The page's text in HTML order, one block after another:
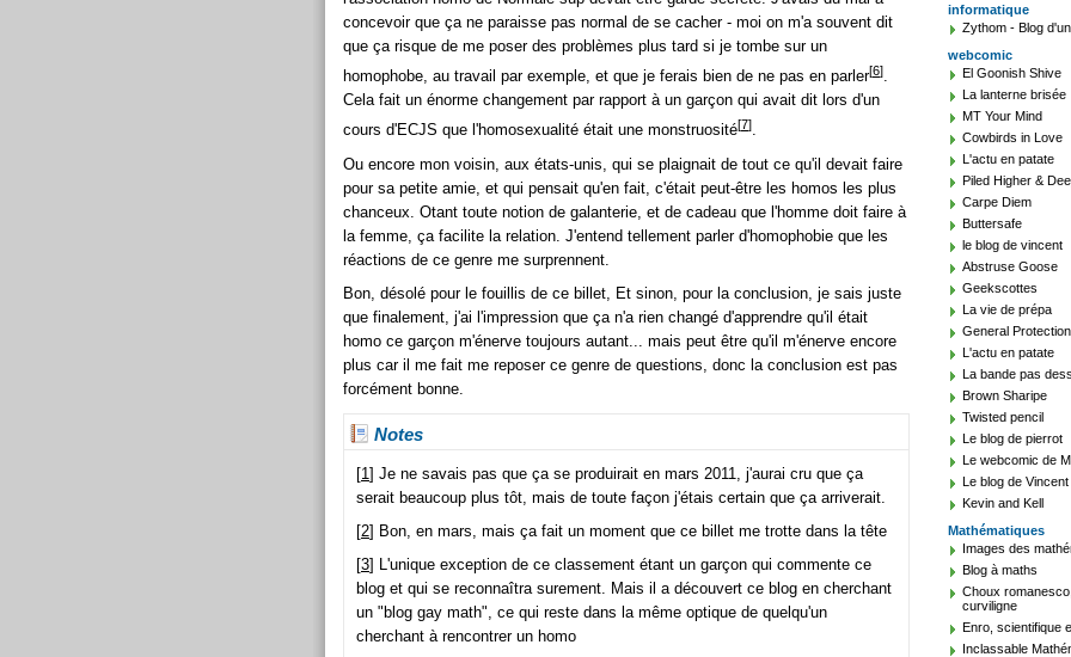
concevoir que ça ne paraisse pas normal de se cacher - moi on m'a souvent dit
que ça risque de me poser des problèmes plus tard si je tombe sur un
homophobe, au travail par exemple, et que je ferais bien de ne pas en parler[6].
Cela fait un énorme changement par rapport à un garçon qui avait dit lors d'un
cours d'ECJS que l'homosexualité était une monstruosité[7].
Ou encore mon voisin, aux états-unis, qui se plaignait de tout ce qu'il devait faire
pour sa petite amie, et qui pensait qu'en fait, c'était peut-être les homos les plus
chanceux. Otant toute notion de galanterie, et de cadeau que l'homme doit faire à
la femme, ça facilite la relation. J'entend tellement parler d'homophobie que les
réactions de ce genre me surprennent.
Bon, désolé pour le fouillis de ce billet, Et sinon, pour la conclusion, je sais juste
que finalement, j'ai l'impression que ça n'a rien changé d'apprendre qu'il était
homo ce garçon m'énerve toujours autant... mais peut être qu'il m'énerve encore
plus car il me fait me reposer ce genre de questions, donc la conclusion est pas
forcément bonne.
Notes
[1 ] Je ne savais pas que ça se produirait en mars 2011, j'aurai cru que ça
serait beaucoup plus tôt, mais de toute façon j'étais certain que ça arriverait.
[2] Bon, en mars, mais ça fait un moment que ce billet me trotte dans la tête
[3] L'unique exception de ce classement étant un garçon qui commente ce
blog et qui se reconnaîtra surement. Mais il a découvert ce blog en cherchant
un "blog gay math", ce qui reste dans la même optique de quelqu'un
cherchant à rencontrer un homo
informatique
Zythom - Blog
webcomic
El Goonish Shive
La lanterne brisée
MT Your Mind
Cowbirds in Love
L'actu en patate
Piled Higher &
Carpe Diem
Buttersafe
le blog de vincent
Abstruse Goose
Geekscottes
La vie de prépa
General
L'actu en patate
La bande pas
Brown Sharipe
Twisted pencil
Le blog de pierrot
Le webcomic de
Le blog de Vincent
Kevin and Kell
Mathématiques
Images des
Blog à maths
Choux
curviligne
Enro, scientifique
Inclassable